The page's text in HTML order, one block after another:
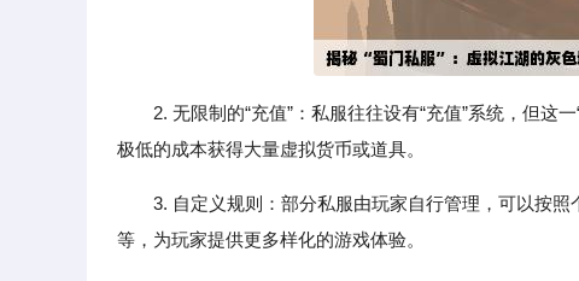
2. 无限制的“充值”：私服往往设有“充值”系统，但这
极低的成本获得大量虚拟货币或道具。
3. 自定义规则：部分私服由玩家自行管理，可以按
等，为玩家提供更多样化的游戏体验。